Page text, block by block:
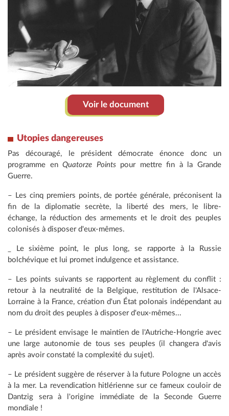
Voir le document
Utopies dangereuses
Pas découragé, le président démocrate énonce donc un
programme enQuatorze Pointspour mettre fin à la Grande
Guerre.
– Les cinq premiers points, de portée générale, préconisent la
fin de la diplomatie secrète, la liberté des mers, le libre-
échange, la réduction des armements et le droit des peuples
colonisés à disposer d'eux-mêmes.
_ Le sixième point, le plus long, se rapporte à la Russie
bolchévique et lui promet indulgence et assistance.
– Les points suivants se rapportent au règlement du conflit :
retour à la neutralité de la Belgique, restitution de l'Alsace-
Lorraine à la France, création d'un État polonais indépendant au
nom du droit des peuples à disposer d'eux-mêmes...
– Le président envisage le maintien de l'Autriche-Hongrie avec
une large autonomie de tous ses peuples (il changera d'avis
après avoir constaté la complexité du sujet).
– Le président suggère de réserver à la future Pologne un accès
à la mer. La revendication hitlérienne sur ce fameux couloir de
Dantzig sera à l'origine immédiate de la Seconde Guerre
mondiale !